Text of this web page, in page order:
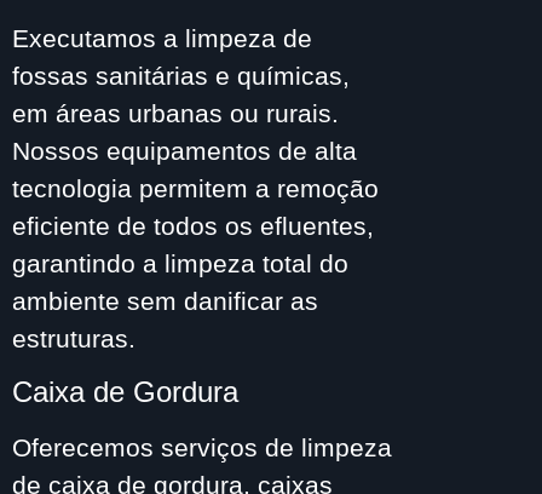
Executamos a limpeza de
fossas sanitárias e químicas,
em áreas urbanas ou rurais.
Nossos equipamentos de alta
tecnologia permitem a remoção
eficiente de todos os efluentes,
garantindo a limpeza total do
ambiente sem danificar as
estruturas.
Caixa de Gordura
Oferecemos serviços de limpeza
de caixa de gordura, caixas